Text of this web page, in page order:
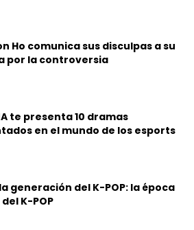
Ho comunica sus disculpas a su
por la controversia
te presenta 10 dramas
en el mundo de los esports
generación del K-POP: la época
K-POP